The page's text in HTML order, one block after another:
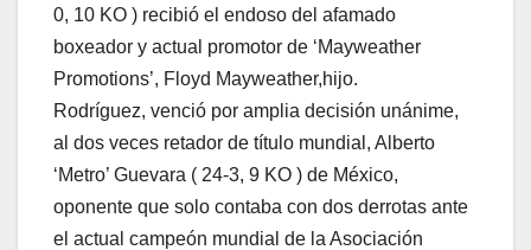
0, 10 KO ) recibió el endoso del afamado
boxeador y actual promotor de ‘Mayweather
Promotions’, Floyd Mayweather,hijo.
Rodríguez, venció por amplia decisión unánime,
al dos veces retador de título mundial, Alberto
‘Metro’ Guevara ( 24-3, 9 KO ) de México,
oponente que solo contaba con dos derrotas ante
el actual campeón mundial de la Asociación